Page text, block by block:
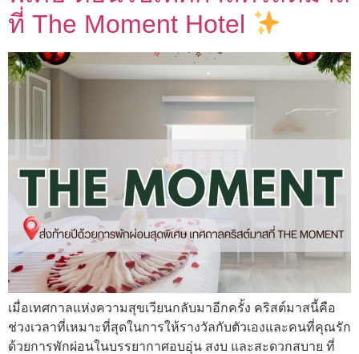
ที่ The Moment Hotel
เมื่อเทศกาลแห่งความสุขเวียนกลับมาอีกครั้ง คริสต์มาสนี้คือ
ช่วงเวลาที่เหมาะที่สุดในการให้รางวัลกับตัวเองและคนที่คุณรัก
ด้วยการพักผ่อนในบรรยากาศอบอุ่น สงบ และสะดวกสบาย ที่